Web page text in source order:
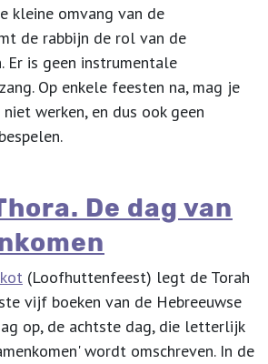
kleine omvang van de
de rabbijn de rol van de
Er is geen instrumentale
Op enkele feesten na, mag je
werken, en dus ook geen
De dag van
(Loofhuttenfeest) legt de Torah
vijf boeken van de Hebreeuwse
op, de achtste dag, die letterlijk
wordt omschreven. In de